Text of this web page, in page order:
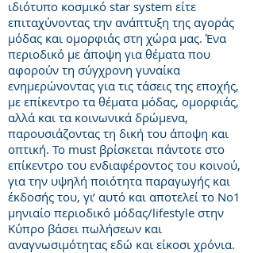
ιδιότυπο κοσμικό star system είτε
επιταχύνοντας την ανάπτυξη της αγοράς
μόδας και ομορφιάς στη χώρα μας. Ένα
περιοδικό με άποψη για θέματα που
αφορούν τη σύγχρονη γυναίκα
ενημερώνοντας για τις τάσεις της εποχής,
με επίκεντρο τα θέματα μόδας, ομορφιάς,
αλλά και τα κοινωνικά δρώμενα,
παρουσιάζοντας τη δική του άποψη και
οπτική. Το must βρίσκεται πάντοτε στο
επίκεντρο του ενδιαφέροντος του κοινού,
για την υψηλή ποιότητα παραγωγής και
έκδοσής του, γι’ αυτό και αποτελεί το No1
μηνιαίο περιοδικό μόδας/lifestyle στην
Κύπρο βάσει πωλήσεων και
αναγνωσιμότητας εδώ και είκοσι χρόνια.